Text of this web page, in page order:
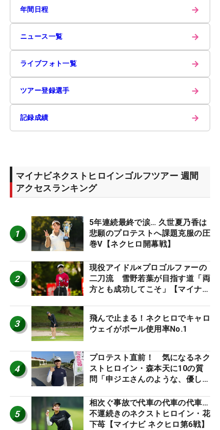
年間日程 →
ニュース一覧 →
ライブフォト一覧 →
ツアー登録選手 →
記録成績 →
マイナビネクストヒロインゴルフツアー 週間
アクセスランキング
1
5年連続最終で涙… 久世夏乃香は
悲願のプロテストへ課題克服の圧
巻V【ネクヒロ開幕戦】
2
現役アイドル×プロゴルファーの
二刀流 雪野若葉が目指す道「両
方とも成功してこそ」【マイナビ
3
飛んで止まる！ネクヒロでキャロ
ウェイがボール使用率No.1
4
プロテスト直前！ 気になるネク
ストヒロイン・森本天に10の質
問「申ジエさんのような、優しく
になりたいです」
5
相次ぐ事故で代車の代車の代車…
不運続きのネクストヒロイン・花
下苺【マイナビ ネクヒロ第6戦】